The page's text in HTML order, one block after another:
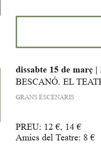
dissabte 15 de març |
BESCANÓ. EL
GRANS ESCENARIS
PREU: 12 €, 14 €
Amics del Teatre: 8 €